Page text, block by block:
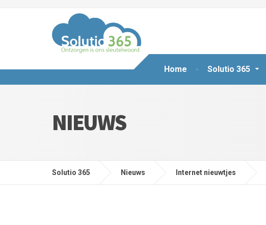
Home Solutio 365
NIEUWS
Solutio 365 Nieuws Internet nieuwtjes